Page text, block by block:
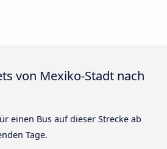
von Mexiko-Stadt nach
einen Bus auf dieser Strecke ab
Tage.